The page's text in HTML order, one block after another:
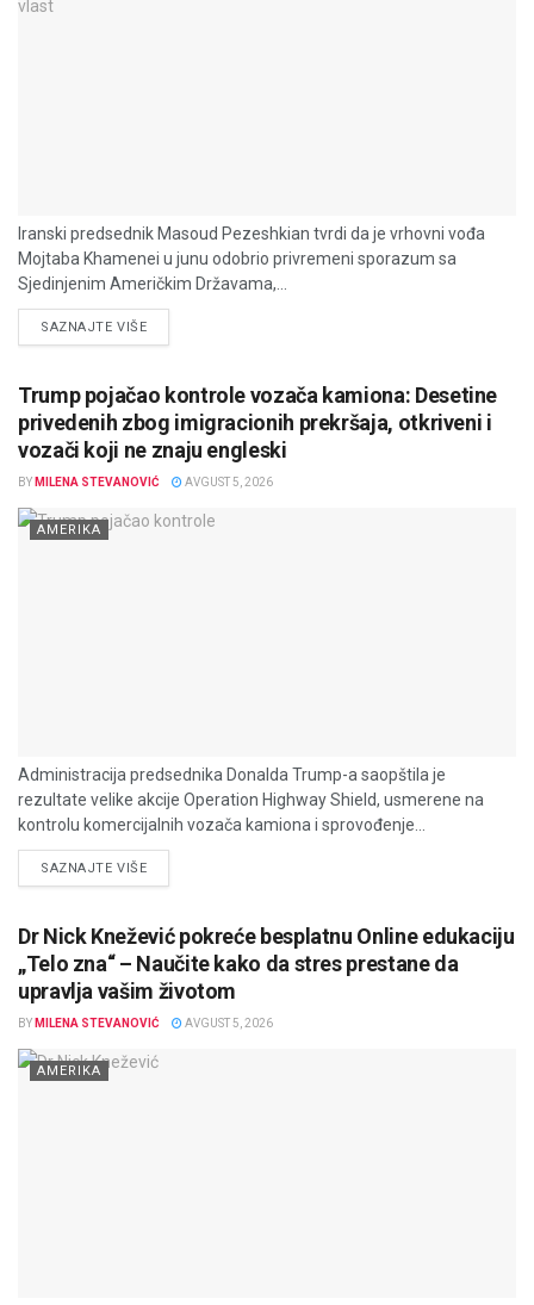
Iranski predsednik Masoud Pezeshkian tvrdi da je vrhovni vođa
Mojtaba Khamenei u junu odobrio privremeni sporazum sa
Sjedinjenim Američkim Državama,...
SAZNAJTE VIŠEDETAILS
Trump pojačao kontrole vozača kamiona: Desetine
privedenih zbog imigracionih prekršaja, otkriveni i
vozači koji ne znaju engleski
BY MILENA STEVANOVIĆ AVGUST 5, 2026
AMERIKA
Administracija predsednika Donalda Trump-a saopštila je
rezultate velike akcije Operation Highway Shield, usmerene na
kontrolu komercijalnih vozača kamiona i sprovođenje...
SAZNAJTE VIŠEDETAILS
Dr Nick Knežević pokreće besplatnu Online edukaciju
„Telo zna“ – Naučite kako da stres prestane da
upravlja vašim životom
BY MILENA STEVANOVIĆ AVGUST 5, 2026
AMERIKA